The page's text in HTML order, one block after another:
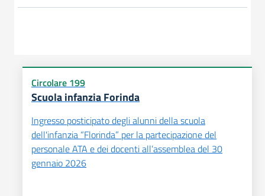
Circolare 199
Scuola infanzia Forinda
Ingresso posticipato degli alunni della scuola
dell'infanzia “Florinda” per la partecipazione del
personale ATA e dei docenti all’assemblea del 30
gennaio 2026